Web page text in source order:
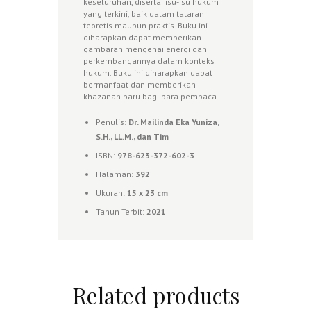
yang terkini, baik dalam tataran
teoretis maupun praktis. Buku ini
diharapkan dapat memberikan
gambaran mengenai energi dan
perkembangannya dalam konteks
hukum. Buku ini diharapkan dapat
bermanfaat dan memberikan
khazanah baru bagi para pembaca.
Penulis: Dr. Mailinda Eka Yuniza,
S.H., LL.M., dan Tim
ISBN: 978-623-372-602-3
Halaman: 392
Ukuran: 15 x 23 cm
Tahun Terbit: 2021
Related products